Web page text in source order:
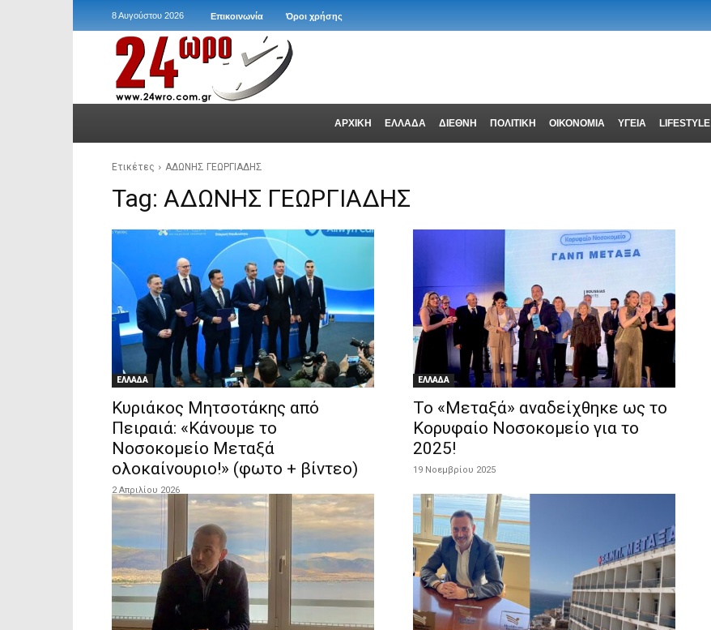
8 Αυγούστου 2026 Επικοινωνία Όροι χρήσης
ΑΡΧΙΚΗ ΕΛΛΑΔΑ ΔΙΕΘΝΗ ΠΟΛΙΤΙΚΗ ΟΙΚΟΝΟΜΙΑ ΥΓΕΙΑ LIFESTYLE
Ετικέτες ΑΔΩΝΗΣ ΓΕΩΡΓΙΑΔΗΣ
Tag: ΑΔΩΝΗΣ ΓΕΩΡΓΙΑΔΗΣ
ΕΛΛΑΔΑ
Κυριάκος Μητσοτάκης από
Πειραιά: «Κάνουμε το
Νοσοκομείο Μεταξά
ολοκαίνουριο!» (φωτο + βίντεο)
2 Απριλίου 2026
ΕΛΛΑΔΑ
Το «Μεταξά» αναδείχθηκε ως το
Κορυφαίο Νοσοκομείο για το
2025!
19 Νοεμβρίου 2025